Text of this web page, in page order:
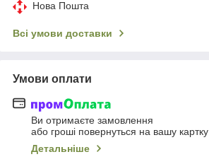
Нова Пошта
Всі умови доставки
Умови оплати
Ви отримаєте замовлення
або гроші повернуться на вашу картку
Детальніше